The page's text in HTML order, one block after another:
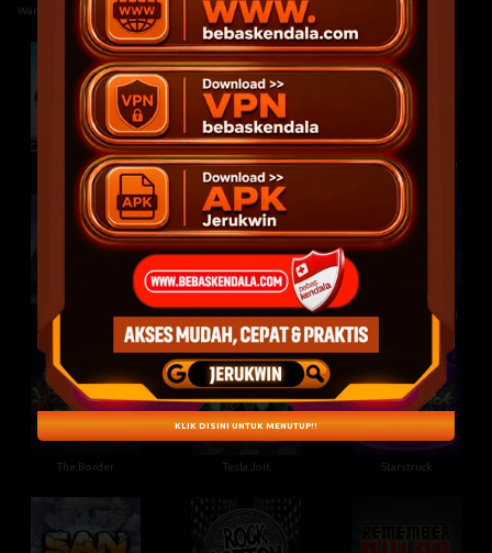
Warrior Graveyard xNudge True Grit Redemption
Tombstone Tomb of Nefertiti Tomb Of Akhenaten
Thor Hammer Time The Rave The Creepy Carnival
The Border Tesla Jolt Starstruck
KLIK DISINI UNTUK MENUTUP!!